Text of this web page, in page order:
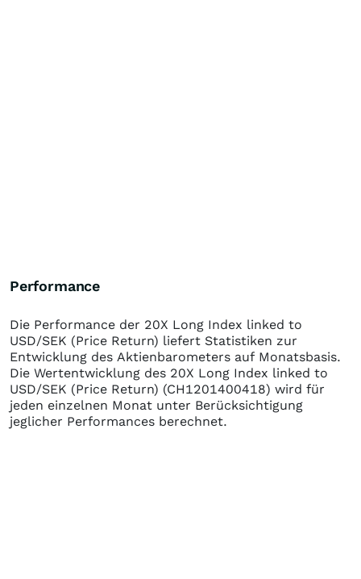
Performance
Die Performance der 20X Long Index linked to
USD/SEK (Price Return) liefert Statistiken zur
Entwicklung des Aktienbarometers auf Monatsbasis.
Die Wertentwicklung des 20X Long Index linked to
USD/SEK (Price Return) (CH1201400418) wird für
jeden einzelnen Monat unter Berücksichtigung
jeglicher Performances berechnet.